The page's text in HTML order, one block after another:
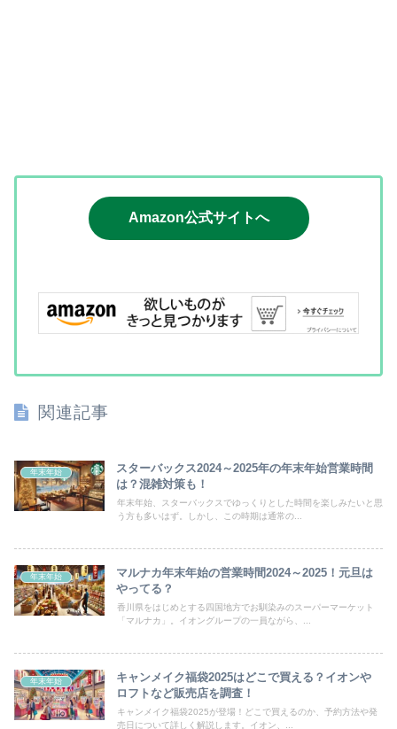
Amazon公式サイトへ
関連記事
年末年始
スターバックス2024～2025年の年末年始営業時間
は？混雑対策も！
年末年始、スターバックスでゆっくりとした時間を楽しみたいと思
う方も多いはず。しかし、この時期は通常の...
年末年始
マルナカ年末年始の営業時間2024～2025！元旦は
やってる？
香川県をはじめとする四国地方でお馴染みのスーパーマーケット
「マルナカ」。イオングループの一員ながら、...
年末年始
キャンメイク福袋2025はどこで買える？イオンや
ロフトなど販売店を調査！
キャンメイク福袋2025が登場！どこで買えるのか、予約方法や発
売日について詳しく解説します。イオン、...